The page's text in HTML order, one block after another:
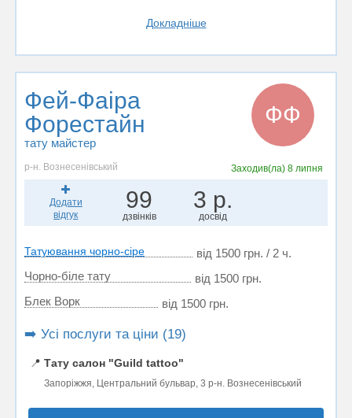
Докладніше
Фей-Фаіра
Форестайн
тату майстер
ФФ
р-н. Вознесенівський Заходив(ла)8 липня
Додати
відгук
99
дзвінків
3 р.
досвід
Татуювання чорно-сіре
від 1500 грн. / 2 ч.
Чорно-біле тату
від 1500 грн.
Блек Ворк
від 1500 грн.
➡️ Усі послуги та ціни (19)
📍 Тату салон "Guild tattoo"
Запоріжжя, Центральний бульвар, 3 р-н. Вознесенівський